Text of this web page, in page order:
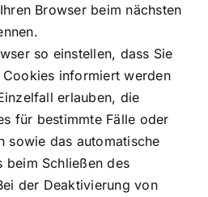
Browser beim nächsten
so einstellen, dass Sie
informiert werden
erlauben, die
für bestimmte Fälle oder
sowie das automatische
beim Schließen des
der Deaktivierung von